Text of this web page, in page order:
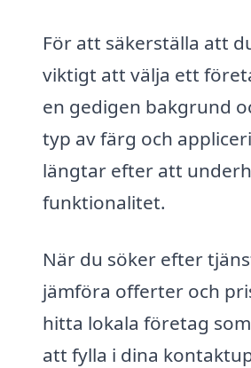
För att säkerställa att
viktigt att välja ett
en gedigen bakgrund
typ av färg och
längtar efter att
funktionalitet.
När du söker efter
jämföra offerter och
hitta lokala företag
att fylla i dina